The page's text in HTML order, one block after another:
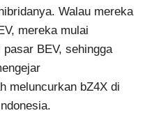
Walau mereka
mereka mulai
BEV, sehingga
meluncurkan bZ4X di